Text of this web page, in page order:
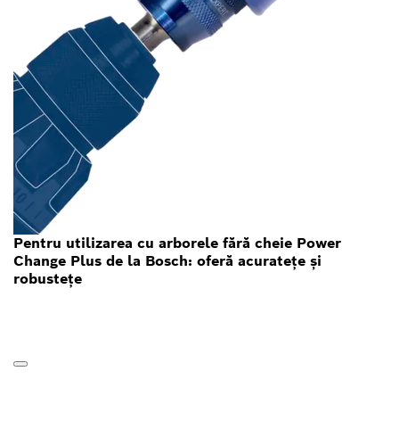
Pentru utilizarea cu arborele fără cheie Power
Change Plus de la Bosch: oferă acuratețe și
robustețe